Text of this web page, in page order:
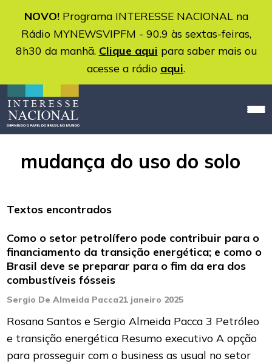
NOVO!Programa INTERESSE NACIONAL na
Rádio MYNEWSVIPFM - 90.9 às sextas-feiras,
8h30 da manhã. Clique aqui para saber mais ou
acesse a rádio aqui.
mudança do uso do solo
Textos encontrados
Como o setor petrolífero pode contribuir para o
financiamento da transição energética; e como o
Brasil deve se preparar para o fim da era dos
combustíveis fósseis
Sergio De Almeida Pacca21 janeiro 2025
Rosana Santos e Sergio Almeida Pacca 3 Petróleo
e transição energética Resumo executivo A opção
para prosseguir com o business as usual no setor